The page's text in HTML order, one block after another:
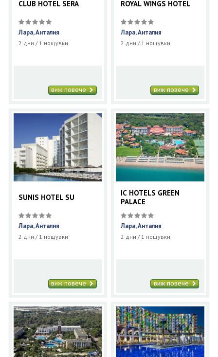
CLUB HOTEL SERA
Лара, Анталия
2 дни / 1 нощувки
виж повече
ROYAL WINGS HOTEL
Лара, Анталия
2 дни / 1 нощувки
виж повече
SUNIS HOTEL SU
Лара, Анталия
2 дни / 1 нощувки
виж повече
IC HOTELS GREEN
PALACE
Лара, Анталия
2 дни / 1 нощувки
виж повече